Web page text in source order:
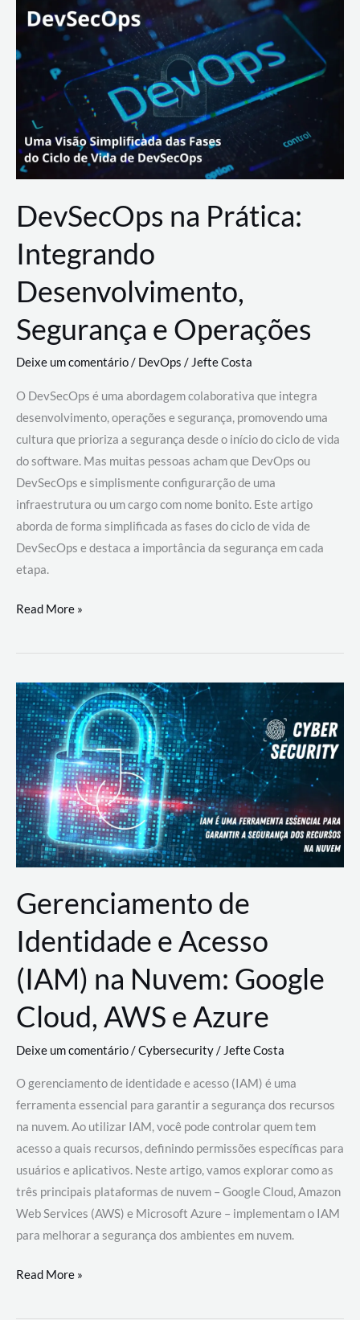
Lance
Rural
DevSecOps na Prática:
Integrando
Desenvolvimento,
Segurança e Operações
Deixe um comentário/ DevOps /Jefte Costa
O DevSecOps é uma abordagem colaborativa que integra
desenvolvimento, operações e segurança, promovendo uma
cultura que prioriza a segurança desde o início do ciclo de vida
do software. Mas muitas pessoas acham que DevOps ou
DevSecOps e simplismente configurarção de uma
infraestrutura ou um cargo com nome bonito. Este artigo
aborda de forma simplificada as fases do ciclo de vida de
DevSecOps e destaca a importância da segurança em cada
etapa.
DevSecOps
Prática:
Desenvolvimento,
Segurança
e
Operações
Read More »
Gerenciamento de
Identidade e Acesso
(IAM) na Nuvem: Google
Cloud, AWS e Azure
Deixe um comentário/Cybersecurity/ Jefte Costa
O gerenciamento de identidade e acesso (IAM) é uma
ferramenta essencial para garantir a segurança dos recursos
na nuvem. Ao utilizar IAM, você pode controlar quem tem
acesso a quais recursos, definindo permissões específicas para
usuários e aplicativos. Neste artigo, vamos explorar como as
três principais plataformas de nuvem – Google Cloud, Amazon
Web Services (AWS) e Microsoft Azure – implementam o IAM
para melhorar a segurança dos ambientes em nuvem.
Gerenciamento
Read More »